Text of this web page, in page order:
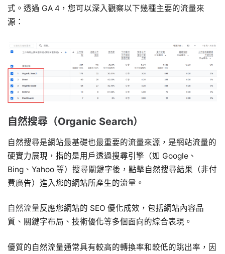
式。透過 GA 4，您可以深入觀察以下幾種主要的流量來
源：
自然搜尋（Organic Search）
自然搜尋是網站最基礎也最重要的流量來源，是網站流量的
硬實力展現，指的是用戶透過搜尋引擎（如 Google、
Bing、Yahoo 等）搜尋關鍵字後，點擊自然搜尋結果（非付
費廣告）進入您的網站所產生的流量。
自然流量反應您網站的 SEO 優化成效，包括網站內容品
質、關鍵字布局、技術優化等多個面向的綜合表現。
優質的自然流量通常具有較高的轉換率和較低的跳出率，因